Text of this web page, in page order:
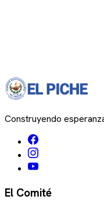
Construyendo
El Comité